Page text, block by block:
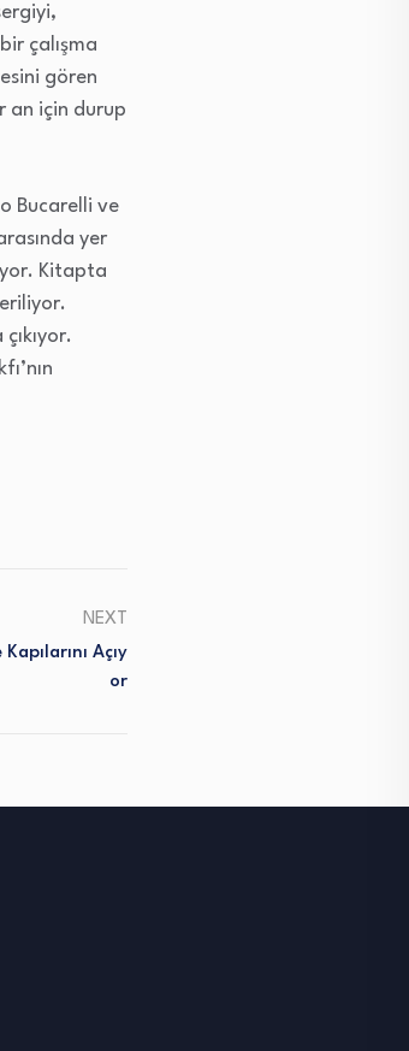
çalışma
gören
an için durup
Bucarelli ve
yer
Kitapta
NEXT
Açıy
Or